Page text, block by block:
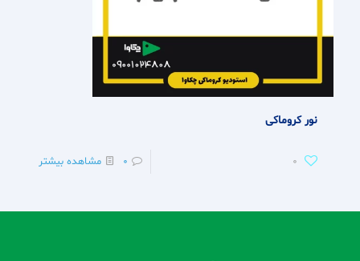
نور کروماکی
0
0 مشاهده بیشتر